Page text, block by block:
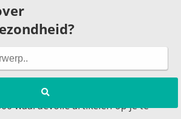
waardevolle artikelen op je te